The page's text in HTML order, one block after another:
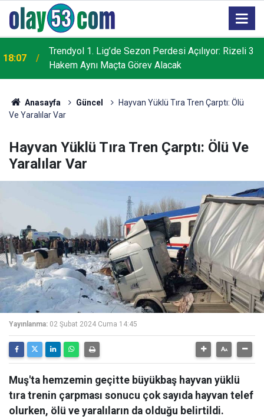
18:07
Trendyol 1. Lig’de Sezon Perdesi Açılıyor: Rizeli 3
Hakem Aynı Maçta Görev Alacak
Anasayfa Güncel
Hayvan Yüklü Tıra Tren Çarptı: Ölü
Ve Yaralılar Var
Hayvan Yüklü Tıra Tren Çarptı: Ölü Ve
Yaralılar Var
Yayınlanma: 02 Şubat 2024 Cuma 14:45
Muş'ta hemzemin geçitte büyükbaş hayvan yüklü
tıra trenin çarpması sonucu çok sayıda hayvan telef
olurken, ölü ve yaralıların da olduğu belirtildi.